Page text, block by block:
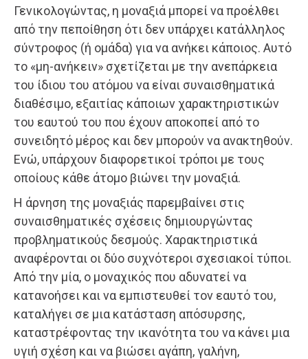
Γενικολογώντας, η μοναξιά μπορεί να προέλθει
από την πεποίθηση ότι δεν υπάρχει κατάλληλος
σύντροφος (ή ομάδα) για να ανήκει κάποιος. Αυτό
το «μη-ανήκειν» σχετίζεται με την ανεπάρκεια
του ίδιου του ατόμου να είναι συναισθηματικά
διαθέσιμο, εξαιτίας κάποιων χαρακτηριστικών
του εαυτού του που έχουν αποκοπεί από το
συνειδητό μέρος και δεν μπορούν να ανακτηθούν.
Ενώ, υπάρχουν διαφορετικοί τρόποι με τους
οποίους κάθε άτομο βιώνει την μοναξιά.
Η άρνηση της μοναξιάς παρεμβαίνει στις
συναισθηματικές σχέσεις δημιουργώντας
προβληματικούς δεσμούς. Χαρακτηριστικά
αναφέρονται οι δύο συχνότεροι σχεσιακοί τύποι.
Από την μία, ο μοναχικός που αδυνατεί να
κατανοήσει και να εμπιστευθεί τον εαυτό του,
καταλήγει σε μια κατάσταση απόσυρσης,
καταστρέφοντας την ικανότητα του να κάνει μια
υγιή σχέση και να βιώσει αγάπη, γαλήνη,